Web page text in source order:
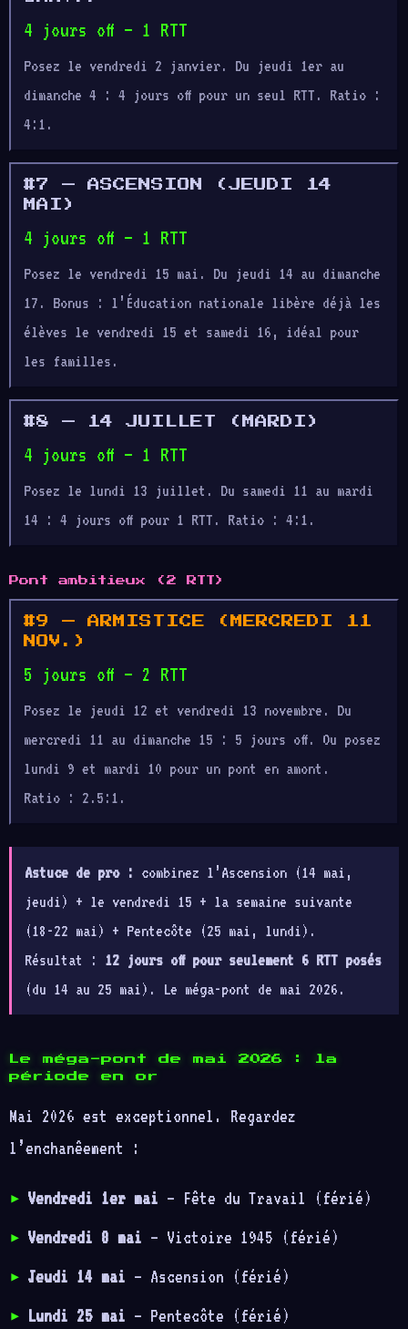
4 jours off — 1 RTT
Posez le vendredi 2 janvier. Du jeudi 1er au
dimanche 4 : 4 jours off pour un seul RTT. Ratio :
4:1.
#7 — ASCENSION (JEUDI 14
MAI)
4 jours off — 1 RTT
Posez le vendredi 15 mai. Du jeudi 14 au dimanche
17. Bonus : l’Éducation nationale libère déjà les
élèves le vendredi 15 et samedi 16, idéal pour
les familles.
#8 — 14 JUILLET (MARDI)
4 jours off — 1 RTT
Posez le lundi 13 juillet. Du samedi 11 au mardi
14 : 4 jours off pour 1 RTT. Ratio : 4:1.
Pont ambitieux (2 RTT)
#9 — ARMISTICE (MERCREDI 11
NOV.)
5 jours off — 2 RTT
Posez le jeudi 12 et vendredi 13 novembre. Du
mercredi 11 au dimanche 15 : 5 jours off. Ou posez
lundi 9 et mardi 10 pour un pont en amont.
Ratio : 2.5:1.
Astuce de pro : combinez l’Ascension (14 mai,
jeudi) + le vendredi 15 + la semaine suivante
(18-22 mai) + Pentecôte (25 mai, lundi).
Résultat : 12 jours off pour seulement 6 RTT posés
(du 14 au 25 mai). Le méga-pont de mai 2026.
Le méga-pont de mai 2026 : la
période en or
Mai 2026 est exceptionnel. Regardez
l’enchanêement :
Vendredi 1er mai — Fête du Travail (férié)
Vendredi 8 mai — Victoire 1945 (férié)
Jeudi 14 mai — Ascension (férié)
Lundi 25 mai — Pentecôte (férié)